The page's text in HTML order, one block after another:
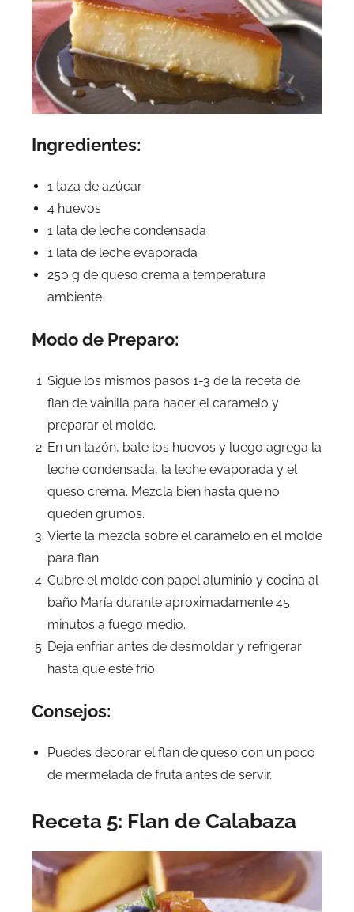
Ingredientes:
1 taza de azúcar
4 huevos
1 lata de leche condensada
1 lata de leche evaporada
250 g de queso crema a temperatura
ambiente
Modo de Preparo:
Sigue los mismos pasos 1-3 de la receta de
flan de vainilla para hacer el caramelo y
preparar el molde.
En un tazón, bate los huevos y luego agrega la
leche condensada, la leche evaporada y el
queso crema. Mezcla bien hasta que no
queden grumos.
Vierte la mezcla sobre el caramelo en el molde
para flan.
Cubre el molde con papel aluminio y cocina al
baño María durante aproximadamente 45
minutos a fuego medio.
Deja enfriar antes de desmoldar y refrigerar
hasta que esté frío.
Consejos:
Puedes decorar el flan de queso con un poco
de mermelada de fruta antes de servir.
Receta 5: Flan de Calabaza